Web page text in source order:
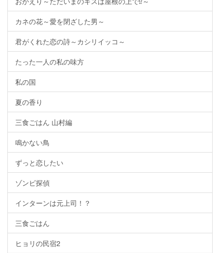
カネの花～愛を閉ざした男～
君がくれた恋の詩～カシリイッコ～
たった一人の私の味方
私の国
夏の香り
三食ごはん 山村編
鳴かない鳥
ずっと恋したい
ゾンビ探偵
インターンは元上司！？
三食ごはん
ヒョリの民宿2